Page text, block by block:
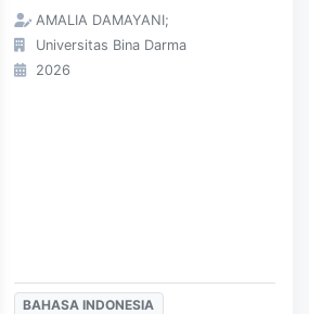
AMALIA DAMAYANI;
Universitas Bina Darma
2026
BAHASA INDONESIA